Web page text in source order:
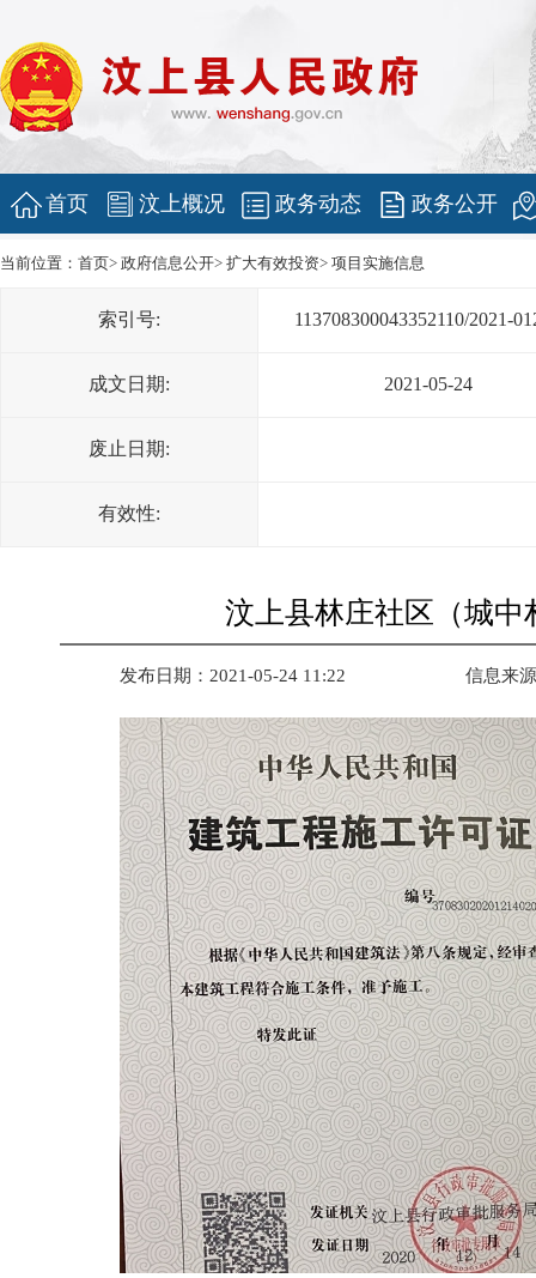
首页 汶上概况 政务动态 政务公开
当前位置： 首页> 政府信息公开> 扩大有效投资> 项目实施信息
索引号: 113708300043352110/2021-
成文日期: 2021-05-24
废止日期:
有效性:
汶上县林庄社区（城
发布日期：2021-05-24 11:22 信息来